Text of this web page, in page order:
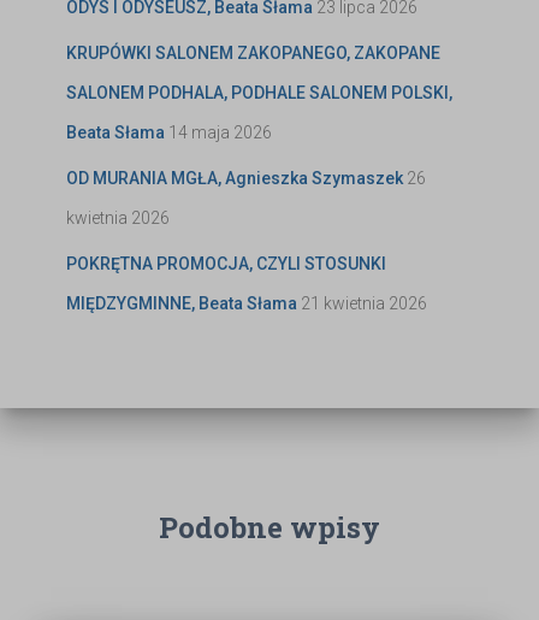
ODYS I ODYSEUSZ, Beata Słama 23 lipca 2026
KRUPÓWKI SALONEM ZAKOPANEGO, ZAKOPANE
SALONEM PODHALA, PODHALE SALONEM POLSKI,
Beata Słama 14 maja 2026
OD MURANIA MGŁA, Agnieszka Szymaszek 26
kwietnia 2026
POKRĘTNA PROMOCJA, CZYLI STOSUNKI
MIĘDZYGMINNE, Beata Słama 21 kwietnia 2026
Podobne wpisy